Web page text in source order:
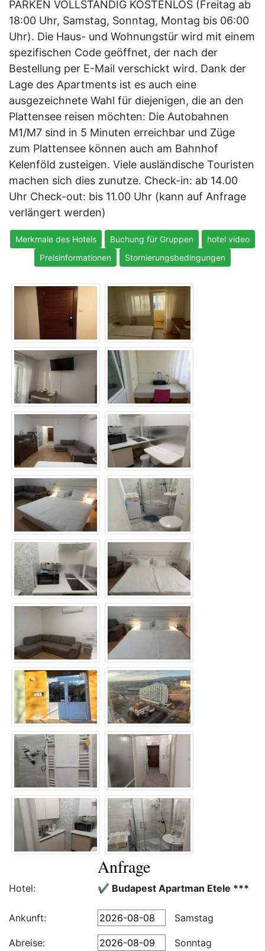
PARKEN VOLLSTÄNDIG KOSTENLOS (Freitag ab
18:00 Uhr, Samstag, Sonntag, Montag bis 06:00
Uhr). Die Haus- und Wohnungstür wird mit einem
spezifischen Code geöffnet, der nach der
Bestellung per E-Mail verschickt wird. Dank der
Lage des Apartments ist es auch eine
ausgezeichnete Wahl für diejenigen, die an den
Plattensee reisen möchten: Die Autobahnen
M1/M7 sind in 5 Minuten erreichbar und Züge
zum Plattensee können auch am Bahnhof
Kelenföld zusteigen. Viele ausländische Touristen
machen sich dies zunutze. Check-in: ab 14.00
Uhr Check-out: bis 11.00 Uhr (kann auf Anfrage
verlängert werden)
Merkmale des Hotels Buchung für Gruppen
hotel video
Preisinformationen
Stornierungsbedingungen
Anfrage
Hotel: ✔️ Budapest Apartman Etele ***
Ankunft: Samstag
Abreise:
Sonntag